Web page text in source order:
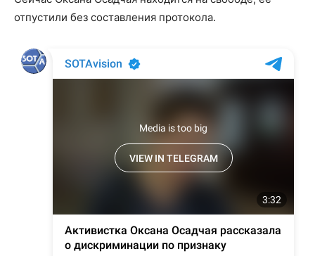
отпустили без составления протокола.